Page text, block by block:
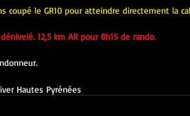
coupé le GR10 pour atteindre directement la
12,5 km AR pour 8h15 de rando.
Hautes Pyrénées